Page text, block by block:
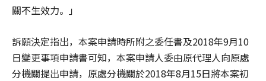
關不生效力。」
訴願決定指出，本案申請時所附之委任書及2018年9月10
日變更事項申請書可知，本案申請人委由原代理人向原處
分機關提出申請，原處分機關於2018年8月15日將本案初